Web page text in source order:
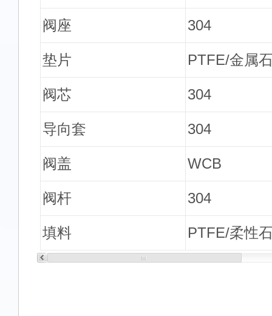
阀座 304
垫片 PTFE/金属
阀芯 304
导向套 304
阀盖 WCB
阀杆 304
填料 PTFE/柔性